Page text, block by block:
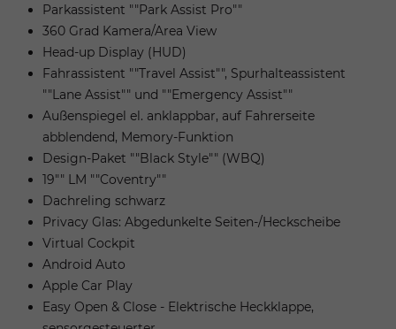
Parkassistent ""Park Assist Pro""
360 Grad Kamera/Area View
Head-up Display (HUD)
Fahrassistent ""Travel Assist"", Spurhalteassistent
""Lane Assist"" und ""Emergency Assist""
Außenspiegel el. anklappbar, auf Fahrerseite
abblendend, Memory-Funktion
Design-Paket ""Black Style"" (WBQ)
19"" LM ""Coventry""
Dachreling schwarz
Privacy Glas: Abgedunkelte Seiten-/Heckscheibe
Virtual Cockpit
Android Auto
Apple Car Play
Easy Open & Close - Elektrische Heckklappe,